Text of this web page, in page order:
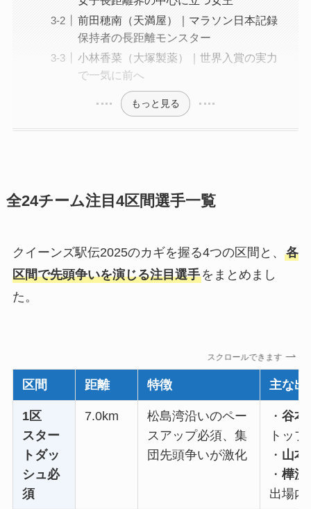
前田穂南（天満屋）｜マラソン日本記録
保持者の長距離モンスター
小林香菜（大塚製薬）｜世界入賞の実力
で一気に前へ
もっと見る
全24チーム注目4区間選手一覧
クイーンズ駅伝2025のカギを握る4つの区間と、 各
区間で先頭争いを演じる注目選手をまとめまし
た。
スクロールできます
区間 距離 特徴 主な出
1区
スター
トダッ
シュ必
須
7.0km
松島湾沿いのペー
スアップ必須、集
団先頭争いが激化
・谷本
トッ
・ 山本
・樺沢
出場内